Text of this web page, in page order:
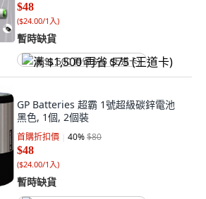
$48
($24.00/1入)
暫時缺貨
满 $1,500 再省 $75 (王道卡)
GP Batteries 超霸 1號超級碳鋅電池
黑色, 1個, 2個裝
首購折扣價 40%$80
$48
($24.00/1入)
暫時缺貨